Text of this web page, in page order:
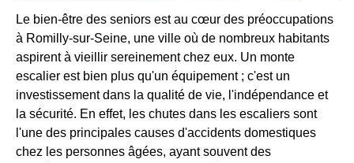
Le bien-être des seniors est au cœur des préoccupations
à Romilly-sur-Seine, une ville où de nombreux habitants
aspirent à vieillir sereinement chez eux. Un monte
escalier est bien plus qu'un équipement ; c'est un
investissement dans la qualité de vie, l'indépendance et
la sécurité. En effet, les chutes dans les escaliers sont
l'une des principales causes d'accidents domestiques
chez les personnes âgées, ayant souvent des